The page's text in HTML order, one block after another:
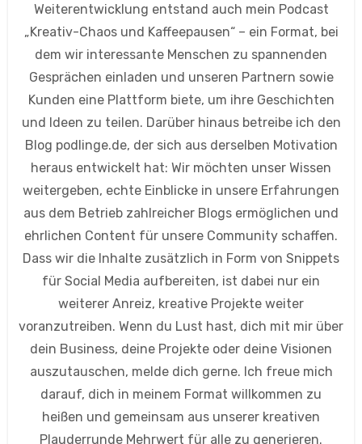
Weiterentwicklung entstand auch mein Podcast
„Kreativ-Chaos und Kaffeepausen“ – ein Format, bei
dem wir interessante Menschen zu spannenden
Gesprächen einladen und unseren Partnern sowie
Kunden eine Plattform biete, um ihre Geschichten
und Ideen zu teilen. Darüber hinaus betreibe ich den
Blog podlinge.de, der sich aus derselben Motivation
heraus entwickelt hat: Wir möchten unser Wissen
weitergeben, echte Einblicke in unsere Erfahrungen
aus dem Betrieb zahlreicher Blogs ermöglichen und
ehrlichen Content für unsere Community schaffen.
Dass wir die Inhalte zusätzlich in Form von Snippets
für Social Media aufbereiten, ist dabei nur ein
weiterer Anreiz, kreative Projekte weiter
voranzutreiben. Wenn du Lust hast, dich mit mir über
dein Business, deine Projekte oder deine Visionen
auszutauschen, melde dich gerne. Ich freue mich
darauf, dich in meinem Format willkommen zu
heißen und gemeinsam aus unserer kreativen
Plauderrunde Mehrwert für alle zu generieren.